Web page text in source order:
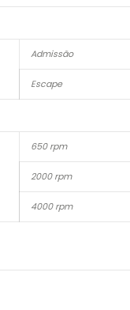
Admissão
Escape
650 rpm
2000 rpm
4000 rpm